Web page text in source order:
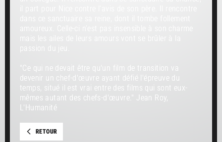
mais les ailes de leurs amours vont se brûler à la
passion du jeu.
"Ce qui ne devait être qu'un film de transition va
devenir un chef-d'œuvre ayant défié l'épreuve du
temps, situé il est vrai entre des films qui sont eux-
mêmes autant des chefs-d'œuvre." Jean Roy,
L'Humanité
RETOUR